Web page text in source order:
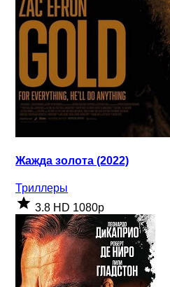
Жажда золота (2022)
Триллеры
3.8 HD 1080p